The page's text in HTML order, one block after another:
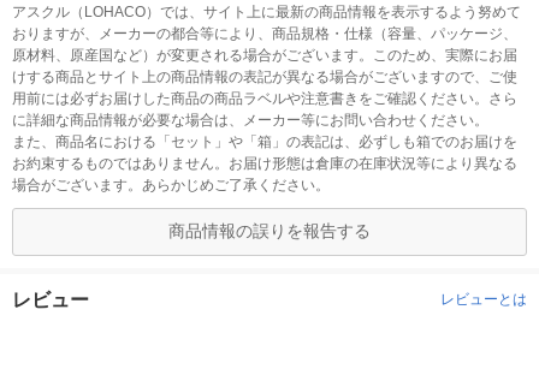
アスクル（LOHACO）では、サイト上に最新の商品情報を表示するよう努めて
おりますが、メーカーの都合等により、商品規格・仕様（容量、パッケージ、
原材料、原産国など）が変更される場合がございます。このため、実際にお届
けする商品とサイト上の商品情報の表記が異なる場合がございますので、ご使
用前には必ずお届けした商品の商品ラベルや注意書きをご確認ください。さら
に詳細な商品情報が必要な場合は、メーカー等にお問い合わせください。
また、商品名における「セット」や「箱」の表記は、必ずしも箱でのお届けを
お約束するものではありません。お届け形態は倉庫の在庫状況等により異なる
場合がございます。あらかじめご了承ください。
商品情報の誤りを報告する
レビュー レビューとは